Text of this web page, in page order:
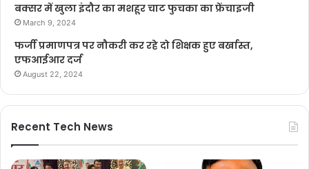
बक्सर में खुला इंदौर का मशहूर चाट फुचका का फ्रेंचाइजी
March 9, 2024
फर्जी प्रमाणपत्र पर नौकरी कर रहे दो शिक्षक हुए बर्खास्त,
एफआईआर दर्ज
August 22, 2024
Recent Tech News